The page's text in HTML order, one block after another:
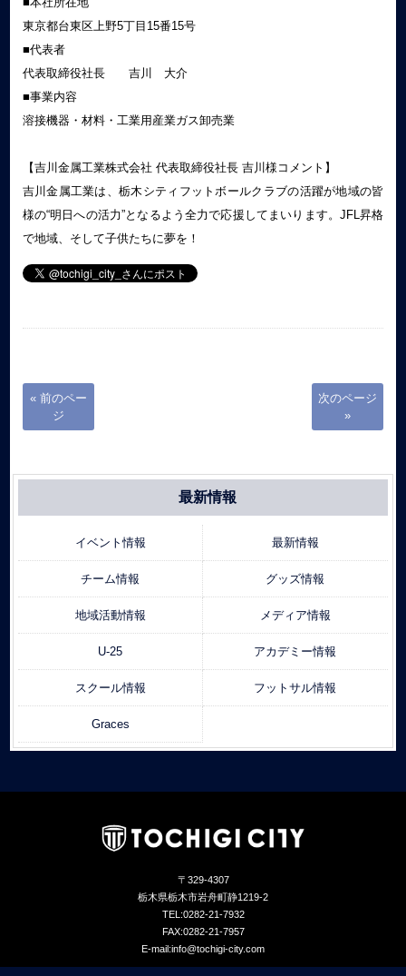
東京都台東区上野5丁目15番15号
■代表者
代表取締役社長 吉川 大介
■事業内容
溶接機器・材料・工業用産業ガス卸売業
【吉川金属工業株式会社 代表取締役社長 吉川様コメント】
吉川金属工業は、栃木シティフットボールクラブの活躍が地域の皆
様の“明日への活力”となるよう全力で応援してまいります。JFL昇格
で地域、そして子供たちに夢を！
« 前のペー
ジ
次のページ
»
最新情報
イベント情報 最新情報
チーム情報 グッズ情報
地域活動情報 メディア情報
U-25 アカデミー情報
スクール情報 フットサル情報
Graces
〒329-4307
栃木県栃木市岩舟町静1219-2
TEL:0282-21-7932
FAX:0282-21-7957
E-mail:info@tochigi-city.com